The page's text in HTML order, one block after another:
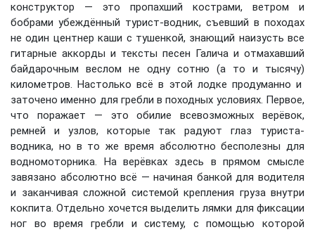
конструктор — это пропахший кострами, ветром и
бобрами убеждённый турист-водник, съевший в походах
не один центнер каши с тушенкой, знающий наизусть все
гитарные аккорды и тексты песен Галича и отмахавший
байдарочным веслом не одну сотню (а то и тысячу)
километров. Настолько всё в этой лодке продуманно и
заточено именно для гребли в походных условиях. Первое,
что поражает — это обилие всевозможных верёвок,
ремней и узлов, которые так радуют глаз туриста-
водника, но в то же время абсолютно бесполезны для
водномоторника. На верёвках здесь в прямом смысле
завязано абсолютно всё — начиная банкой для водителя
и заканчивая сложной системой крепления груза внутри
кокпита. Отдельно хочется выделить лямки для фиксации
ног во время гребли и систему, с помощью которой